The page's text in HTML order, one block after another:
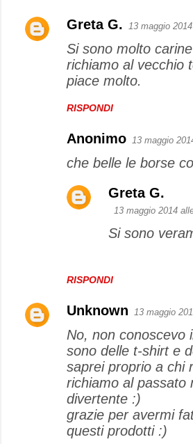
t
Greta G. 13 maggio
Si sono molto
richiamo al vecchio
piace molto.
RISPONDI
Anonimo 13 maggio
che belle le borse
RISPONDI
Greta G.
13 maggio 2014
Si sono
Unknown 13 maggio
No, non conoscevo
sono delle t-shirt e
saprei proprio a chi
richiamo al passato
divertente :)
grazie per avermi
questi prodotti :)